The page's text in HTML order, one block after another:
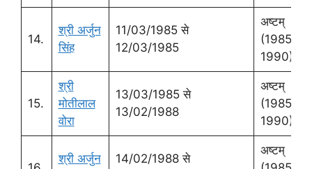
14.
श्री अर्जुन
सिंह
11/03/1985 से
12/03/1985
अष्‍टम्
(1985-
1990)
15.
श्री
मोतीलाल
वोरा
13/03/1985 से
13/02/1988
अष्‍टम्
(1985-
1990)
श्री अर्जुन
14/02/1988 से
अष्‍टम्